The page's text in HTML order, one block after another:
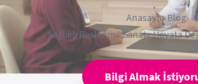
Anasayfa›Blog›
Sağlıklı Beslenme Sanatı: Hayata
Bilgi Almak